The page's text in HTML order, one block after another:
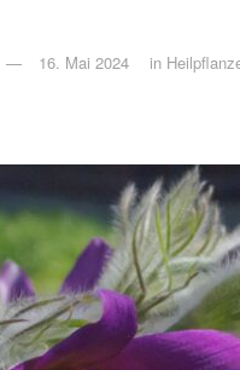
16. Mai 2024 in